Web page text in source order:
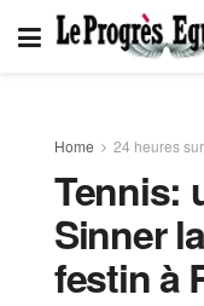
Home 24 heures
Tennis:
Sinner
festin à